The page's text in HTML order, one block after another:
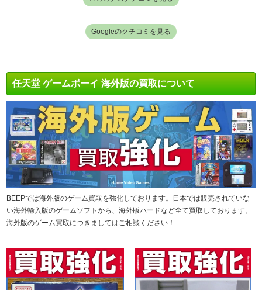
Googleのクチコミを見る
任天堂 ゲームボーイ 海外版の買取について
BEEPでは海外版のゲーム買取を強化しております。日本では販売されていな
い海外輸入版のゲームソフトから、海外版ハードなど全て買取しております。
海外版のゲーム買取につきましてはご相談ください！